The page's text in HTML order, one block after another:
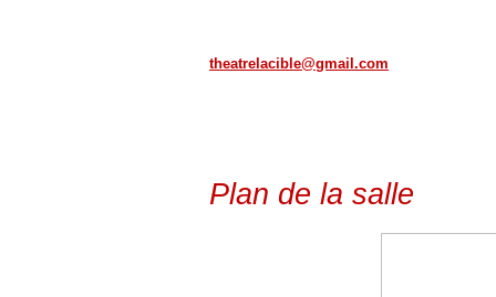
Plan de la salle
theatrelacible@gmail.com